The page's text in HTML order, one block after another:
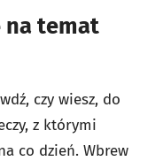
na temat
czy wiesz, do
z którymi
co dzień. Wbrew